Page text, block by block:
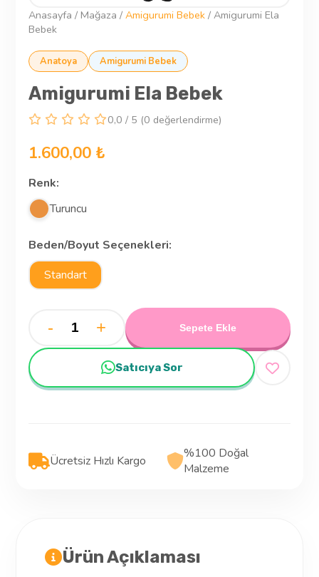
Anasayfa / Mağaza /Amigurumi Bebek /Amigurumi Ela
Bebek
Anatoya Amigurumi Bebek
Amigurumi Ela Bebek
0,0 / 5 (0 değerlendirme)
1.600,00 ₺
Renk:
Turuncu
Beden/Boyut Seçenekleri:
Standart
- + Sepete Ekle
Satıcıya Sor
Ücretsiz Hızlı Kargo
%100 Doğal
Malzeme
Ürün Açıklaması